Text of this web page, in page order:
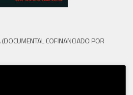
COFINANCIADO POR